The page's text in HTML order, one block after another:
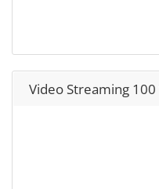
Video Streaming